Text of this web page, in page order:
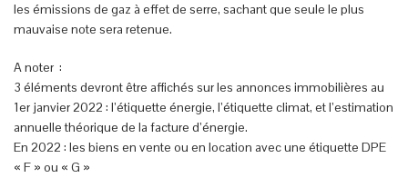
les émissions de gaz à effet de serre, sachant que seule le plus
mauvaise note sera retenue.
A noter :
3 éléments devront être affichés sur les annonces immobilières au
1er janvier 2022 : l’étiquette énergie, l’étiquette climat, et l’estimation
annuelle théorique de la facture d’énergie.
En 2022 : les biens en vente ou en location avec une étiquette DPE
« F » ou « G »